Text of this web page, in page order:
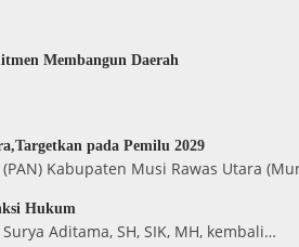
Membangun Daerah
pada Pemilu 2029
Kabupaten Musi Rawas Utara
Hukum
Aditama, SH, SIK, MH, kembali…